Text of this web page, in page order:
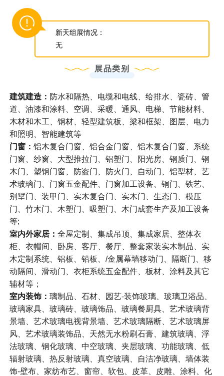
新天组展情况：
无
展品类别
建筑建造： 防水和隔热、电缆和电线、给排水、瓷砖、管
道、油漆和涂料、空调、采暖、通风、电梯、节能材料、
木材和木工、钢材、轻型建筑板、梁和框架、图层、电力
和照明、智能建筑等
门窗： 铝木复合门窗、铝合金门窗、铝木复合门窗、系统
门窗、纱窗、大型推拉门、铝塑门、阳光房、钢质门、钢
木门、塑钢门窗、防盗门、防火门、自动门、铝型材、艺
术玻璃门、门窗五金配件、门窗加工设备、铜门、铁艺、
别墅门、装甲门、实木复合门、实木门、生态门、模压
门、竹木门、木塑门、吸塑门、木门成套生产及加工设备
等;
室内外家居： 全屋定制、集成吊顶、集成家居、整体衣
柜、衣帽间、卧房、客厅、餐厅、整套家装实木制品、实
木定制系统、铝板、铅板、/金属幕墙移动门、隔断门、移
动隔间、滑动门、衣柜系统五金配件、板材、涂料及其它
辅材等；
室内装饰： 璃制品、石材、园艺-装饰玻璃、玻璃卫浴品、
玻璃家具、玻璃砖、玻璃饰品、玻璃餐厨具、艺术玻璃背
景墙、艺术玻璃电视背景墙、艺术玻璃隔断、艺术玻璃屏
风、艺术玻璃装饰品、天然无水粉刷石膏、建筑玻璃、浮
法玻璃、钢化玻璃、中空玻璃、夹层玻璃、功能玻璃、低
辐射玻璃、热反射玻璃、真空玻璃、自洁净玻璃、墙体装
饰-壁布、家纺布艺、窗帘、软包、皮革、皮雕、涂料、化